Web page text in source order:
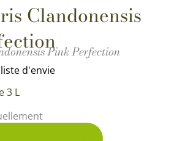
Clandonensis
Pink Perfection
d'envie
3 L